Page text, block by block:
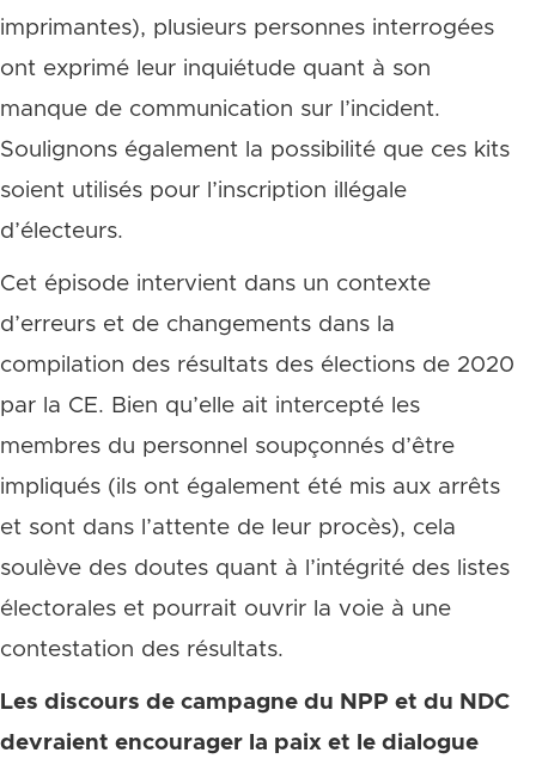
imprimantes), plusieurs personnes interrogées
ont exprimé leur inquiétude quant à son
manque de communication sur l’incident.
Soulignons également la possibilité que ces kits
soient utilisés pour l’inscription illégale
d’électeurs.
Cet épisode intervient dans un contexte
d’erreurs et de changements dans la
compilation des résultats des élections de 2020
par la CE. Bien qu’elle ait intercepté les
membres du personnel soupçonnés d’être
impliqués (ils ont également été mis aux arrêts
et sont dans l’attente de leur procès), cela
soulève des doutes quant à l’intégrité des listes
électorales et pourrait ouvrir la voie à une
contestation des résultats.
Les discours de campagne du NPP et du NDC
devraient encourager la paix et le dialogue